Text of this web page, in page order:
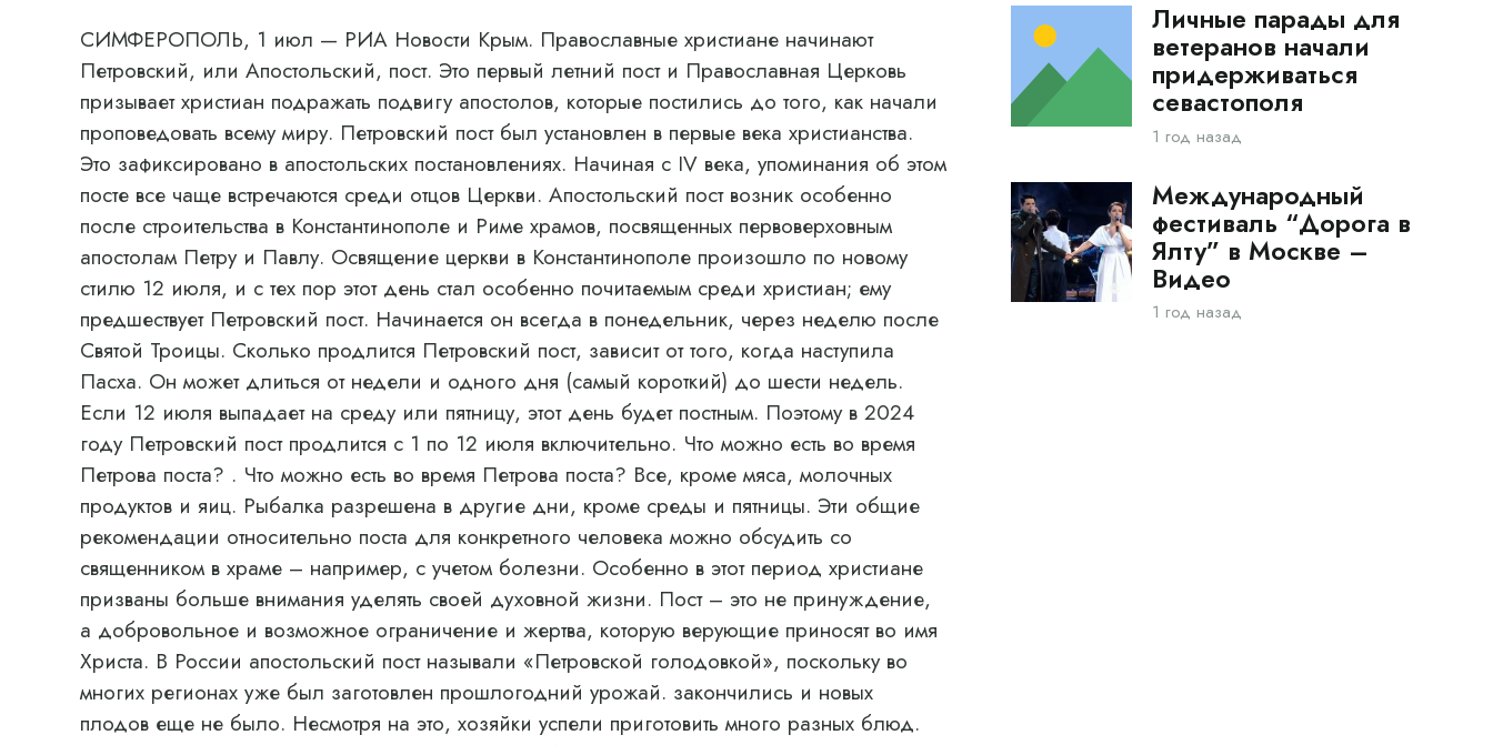
СИМФЕРОПОЛЬ, 1 июл — РИА Новости Крым. Православные христиане начинают
Петровский, или Апостольский, пост. Это первый летний пост и Православная Церковь
призывает христиан подражать подвигу апостолов, которые постились до того, как начали
проповедовать всему миру. Петровский пост был установлен в первые века христианства.
Это зафиксировано в апостольских постановлениях. Начиная с IV века, упоминания об этом
посте все чаще встречаются среди отцов Церкви. Апостольский пост возник особенно
после строительства в Константинополе и Риме храмов, посвященных первоверховным
апостолам Петру и Павлу. Освящение церкви в Константинополе произошло по новому
стилю 12 июля, и с тех пор этот день стал особенно почитаемым среди христиан; ему
предшествует Петровский пост. Начинается он всегда в понедельник, через неделю после
Святой Троицы. Сколько продлится Петровский пост, зависит от того, когда наступила
Пасха. Он может длиться от недели и одного дня (самый короткий) до шести недель.
Если 12 июля выпадает на среду или пятницу, этот день будет постным. Поэтому в 2024
году Петровский пост продлится с 1 по 12 июля включительно. Что можно есть во время
Петрова поста? . Что можно есть во время Петрова поста? Все, кроме мяса, молочных
продуктов и яиц. Рыбалка разрешена в другие дни, кроме среды и пятницы. Эти общие
рекомендации относительно поста для конкретного человека можно обсудить со
священником в храме – например, с учетом болезни. Особенно в этот период христиане
призваны больше внимания уделять своей духовной жизни. Пост – это не принуждение,
а добровольное и возможное ограничение и жертва, которую верующие приносят во имя
Христа. В России апостольский пост называли «Петровской голодовкой», поскольку во
многих регионах уже был заготовлен прошлогодний урожай. закончились и новых
плодов еще не было. Несмотря на это, хозяйки успели приготовить много разных блюд.
Личные парады для
ветеранов начали
придерживаться
севастополя
1 год назад
Международный
фестиваль “Дорога в
Ялту” в Москве –
Видео
1 год назад